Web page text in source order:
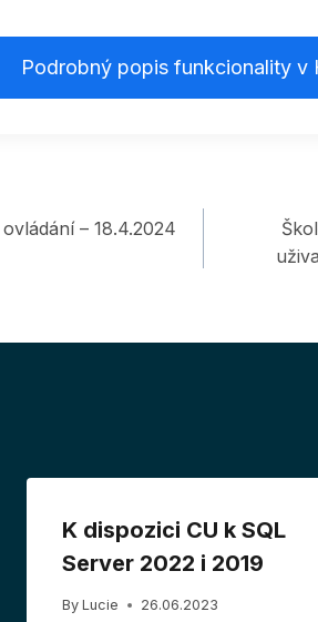
Podrobný popis funkcionality v
– 18.4.2024
K dispozici CU k SQL
Server 2022 i 2019
By Lucie 26.06.2023